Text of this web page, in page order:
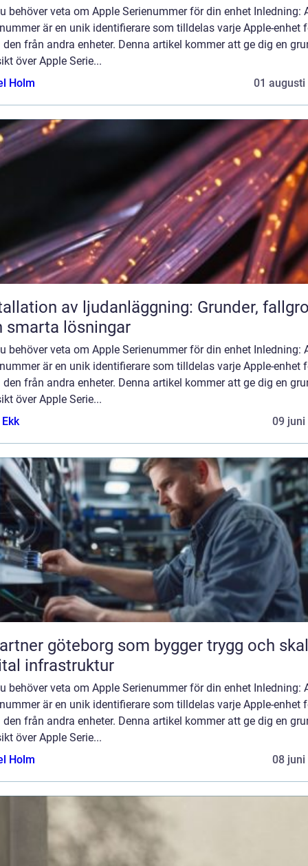
behöver veta om Apple Serienummer för din enhet Inledning:
är en unik identifierare som tilldelas varje Apple-enhet
från andra enheter. Denna artikel kommer att ge dig en
över Apple Serie...
Holm
01 augusti
av ljudanläggning: Grunder,
smarta lösningar
behöver veta om Apple Serienummer för din enhet Inledning:
är en unik identifierare som tilldelas varje Apple-enhet
från andra enheter. Denna artikel kommer att ge dig en
över Apple Serie...
09 juni
göteborg som bygger trygg och
infrastruktur
behöver veta om Apple Serienummer för din enhet Inledning:
är en unik identifierare som tilldelas varje Apple-enhet
från andra enheter. Denna artikel kommer att ge dig en
över Apple Serie...
Holm
08 juni